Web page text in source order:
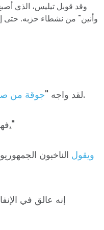
وقد قوبل تيليس، الذي
وأنين" من نشطاء حزبه. حتى
لقد واجه "جوقة من " ليس في تجمع واحد بل في تجمعين لترامب.
."
ويقول الناخبون
إنه عالق في